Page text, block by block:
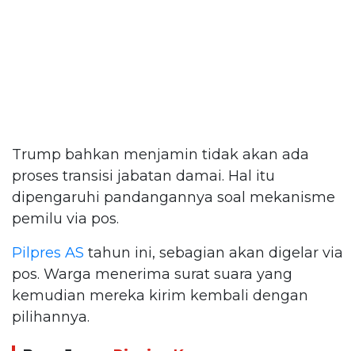
Trump bahkan menjamin tidak akan ada
proses transisi jabatan damai. Hal itu
dipengaruhi pandangannya soal mekanisme
pemilu via pos.
Pilpres AS tahun ini, sebagian akan digelar via
pos. Warga menerima surat suara yang
kemudian mereka kirim kembali dengan
pilihannya.